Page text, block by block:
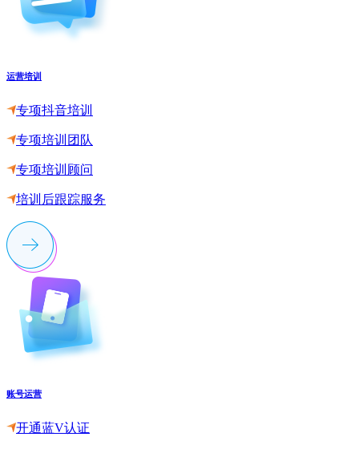
运营培训
专项抖音培训
专项培训团队
专项培训顾问
培训后跟踪服务
账号运营
开通蓝V认证